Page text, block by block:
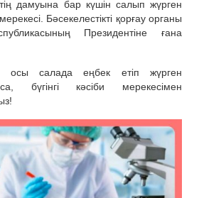
дамуына бар күшін салып жүрген
Бәсекелестікті қорғау органы
Президентіне ғана
осы салада еңбек етіп жүрген
бүгінгі кәсіби мерекесімен